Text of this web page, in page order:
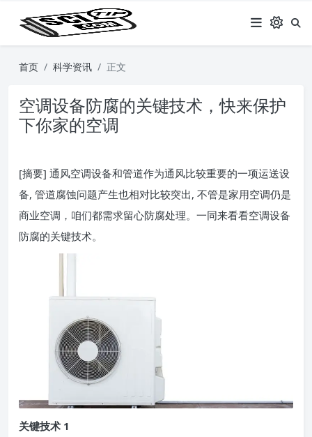
首页 科学资讯 正文
空调设备防腐的关键技术，快来保护
下你家的空调
[摘要] 通风空调设备和管道作为通风比较重要的一项运送设
备, 管道腐蚀问题产生也相对比较突出, 不管是家用空调仍是
商业空调，咱们都需求留心防腐处理。一同来看看空调设备
防腐的关键技术。
关键技术 1